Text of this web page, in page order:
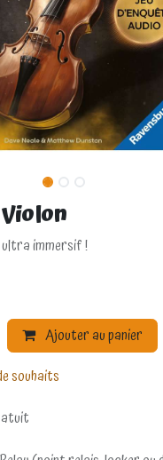
ultra immersif !
Ajouter au panier
souhaits